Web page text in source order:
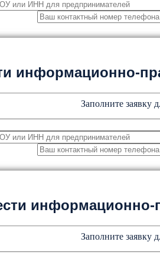
информационно-
Заполните заявку
Заполните заявку